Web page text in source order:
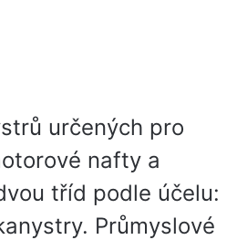
určených pro
nafty a
tříd podle účelu:
Průmyslové